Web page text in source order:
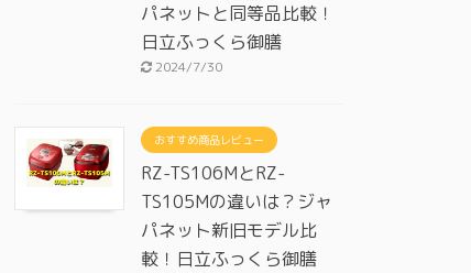
パネットと同等品比較！
日立ふっくら御膳
2024/7/30
おすすめ商品レビュー
RZ-TS106MとRZ-
TS105Mの違いは？ジャ
パネット新旧モデル比
較！日立ふっくら御膳